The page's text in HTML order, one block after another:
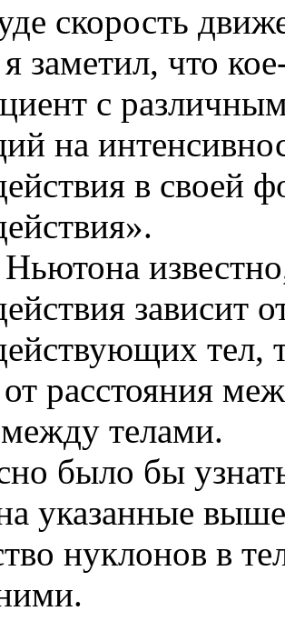
скорость
заметил, что
с
на
в своей
зависит
тел,
расстояния
телами.
было бы
указанные
нуклонов в